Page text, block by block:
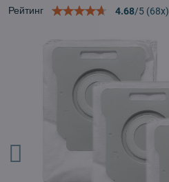
Рейтинг 4.68/5 (68x)